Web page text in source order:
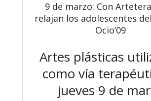
9 de marzo: Con
relajan los adolescentes
Ocio’09
Artes plásticas
como vía
jueves 9 de